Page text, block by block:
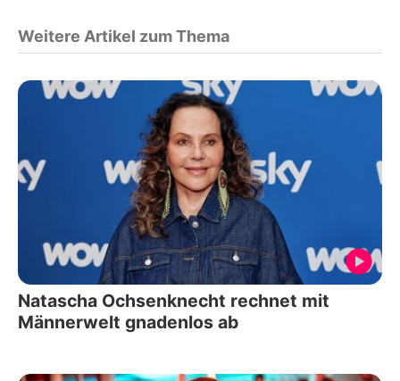
Weitere Artikel zum Thema
Natascha Ochsenknecht rechnet mit
Männerwelt gnadenlos ab